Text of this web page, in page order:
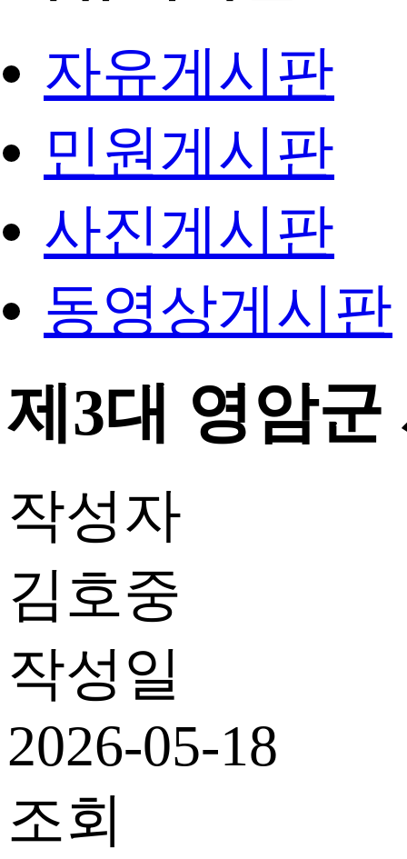
자유게시판
민원게시판
사진게시판
동영상게시판
제3대 영암
작성자
김호중
작성일
2026-05-18
조회